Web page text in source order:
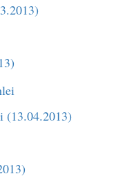
(13.04.2013)